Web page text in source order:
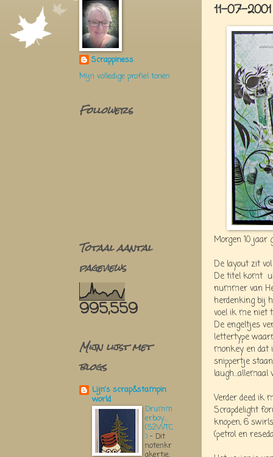
11-07-
Morgen 10 jaar
De layout zit
De titel komt
nummer van
herdenking bij
voel ik me niet
De engeltjes
lettertype
monkey en dat
snippertje
laugh...allemaal
Verder deed ik
Scrapdelight
knopen, 6
(petrol en
Scrappiness
Mijn volledige profiel tonen
Followers
Totaal aantal
pageviews
995,559
Mijn lijst met
blogs
Lijn's scrap&stampin
world
Drumm
erboy....
(52WTC
) - Dit
notenkr